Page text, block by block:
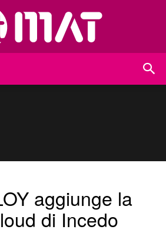
aggiunge la
di Incedo